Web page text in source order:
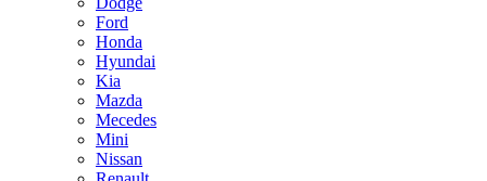
Ford
Honda
Hyundai
Kia
Mazda
Mecedes
Mini
Nissan